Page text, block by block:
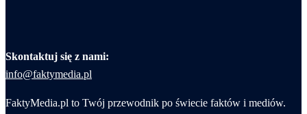
Skontaktuj się z nami:
info@faktymedia.pl
FaktyMedia.pl to Twój przewodnik po świecie faktów i mediów.